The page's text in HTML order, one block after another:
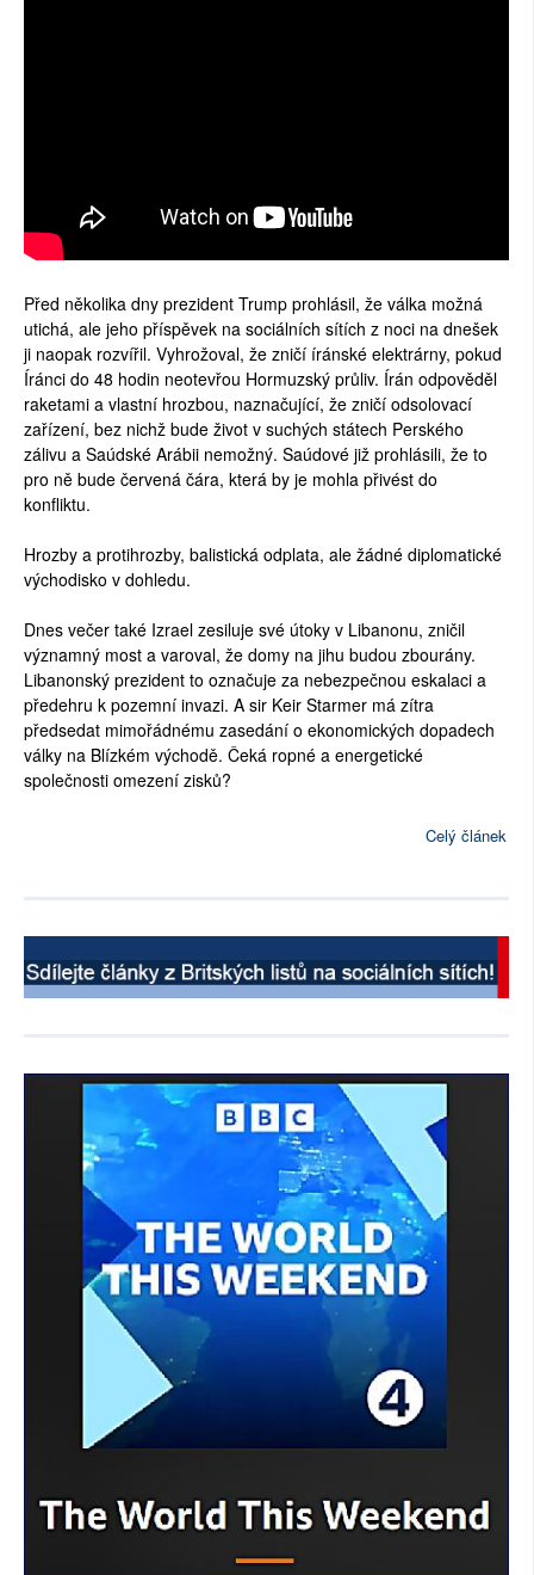
Před několika dny prezident Trump prohlásil, že válka možná
utichá, ale jeho příspěvek na sociálních sítích z noci na dnešek
ji naopak rozvířil. Vyhrožoval, že zničí íránské elektrárny, pokud
Íránci do 48 hodin neotevřou Hormuzský průliv. Írán odpověděl
raketami a vlastní hrozbou, naznačující, že zničí odsolovací
zařízení, bez nichž bude život v suchých státech Perského
zálivu a Saúdské Arábii nemožný. Saúdové již prohlásili, že to
pro ně bude červená čára, která by je mohla přivést do
konfliktu.
Hrozby a protihrozby, balistická odplata, ale žádné diplomatické
východisko v dohledu.
Dnes večer také Izrael zesiluje své útoky v Libanonu, zničil
významný most a varoval, že domy na jihu budou zbourány.
Libanonský prezident to označuje za nebezpečnou eskalaci a
předehru k pozemní invazi. A sir Keir Starmer má zítra
předsedat mimořádnému zasedání o ekonomických dopadech
války na Blízkém východě. Čeká ropné a energetické
společnosti omezení zisků?
Celý článek